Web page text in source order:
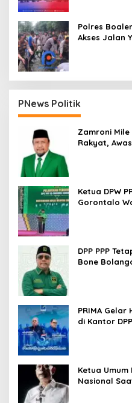
Polres
Akses Jalan
PNews Politik
Zamroni Mile
Rakyat,
Ketua DPW
Gorontalo
DPP PPP
Bone
PRIMA Gelar
di Kantor
Ketua Umum
Nasional